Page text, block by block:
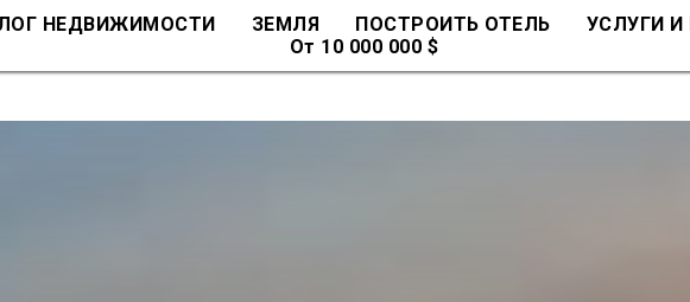
НЕДВИЖИМОСТИ ЗЕМЛЯ ПОСТРОИТЬ ОТЕЛЬ
УСЛУГИ
От 10 000 000 $